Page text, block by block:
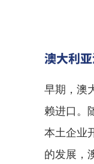
澳大利
早期，澳
赖进口。
本土企业
的发展，